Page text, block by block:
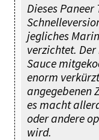
Dieses
jegliches
verzichtet.
Sauce
enorm
angegebenen
es macht
oder andere
wird.